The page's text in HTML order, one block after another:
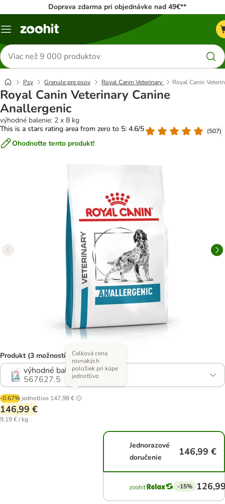
Doprava zdarma pri objednávke nad 49€**
Kategórie
Hľadať
produkty
Psy Granule pre psov Royal Canin Veterinary Royal Canin
Royal Canin Veterinary Canine
Anallergenic
výhodné balenie: 2 x 8 kg
This is a stars rating area from zero to 5: 4.6/5
(507)
Ohodnoťte tento produkt!
Produkt (3 možností)
výhodné balenie: 2 x 8 kg
567627.5
-0.67% jednotlivo 147,98 €
Celková cena
rovnakých
položiek pri kúpe
jednotlivo
146,99 €
9,19 € / kg
Jednorazové
doručenie
146,99 €
-15%